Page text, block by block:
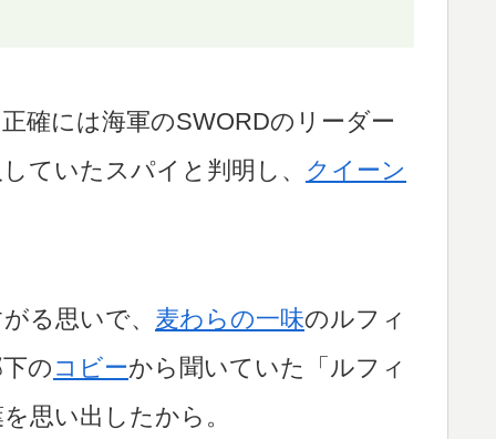
確には海軍のSWORDのリーダー
ていたスパイと判明し、 クイーン
る思いで、 麦わらの一味のルフィ
の コビーから聞いていた「ルフィ
思い出したから。